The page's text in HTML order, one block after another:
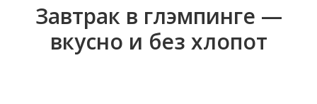
Завтрак в глэмпинге —
вкусно и без хлопот